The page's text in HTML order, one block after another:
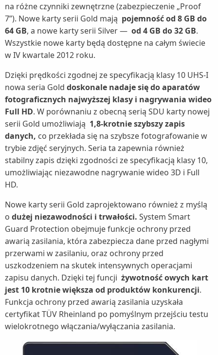
na różne czynniki zewnętrzne (zabezpieczenie „Proof
7”). Nowe karty serii Gold mają pojemność od 8 GB do
64 GB, a nowe karty serii Silver — od 4 GB do 32 GB.
Wszystkie nowe karty będą dostępne na całym świecie
w IV kwartale 2012 roku.
Dzięki prędkości zgodnej ze specyfikacją klasy 10 UHS-I
nowa seria Gold doskonale nadaje się do aparatów
fotograficznych najwyższej klasy i nagrywania wideo
Full HD. W porównaniu z obecną serią SDU karty nowej
serii Gold umożliwiają 1,8-krotnie szybszy zapis
danych, co przekłada się na szybsze fotografowanie w
trybie zdjęć seryjnych. Seria ta zapewnia również
stabilny zapis dzięki zgodności ze specyfikacją klasy 10,
umożliwiając niezawodne nagrywanie wideo 3D i Full
HD.
Nowe karty serii Gold zaprojektowano również z myślą
o dużej niezawodności i trwałości. System Smart
Guard Protection obejmuje funkcje ochrony przed
awarią zasilania, która zabezpiecza dane przed nagłymi
przerwami w zasilaniu, oraz ochrony przed
uszkodzeniem na skutek intensywnych operacjami
zapisu danych. Dzięki tej funcji żywotność owych kart
jest 10 krotnie większa od produktów konkurencji.
Funkcja ochrony przed awarią zasilania uzyskała
certyfikat TÜV Rheinland po pomyślnym przejściu testu
wielokrotnego włączania/wyłączania zasilania.